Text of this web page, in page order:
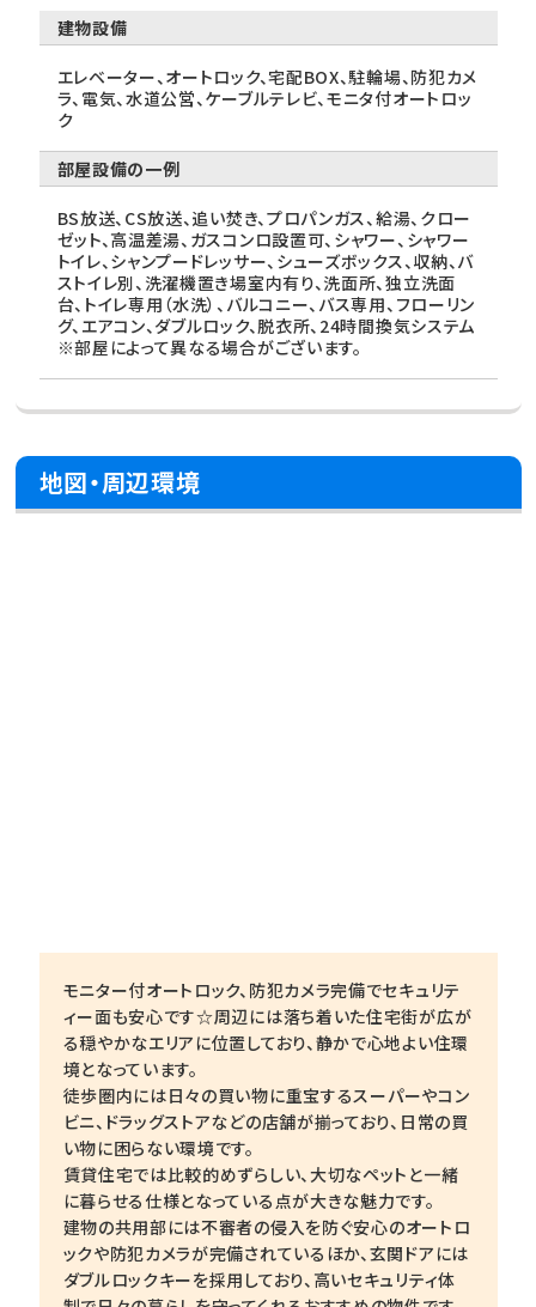
建物設備
エレベーター、オートロック、宅配BOX、駐輪場、防犯カメ
ラ、電気、水道公営、ケーブルテレビ、モニタ付オートロッ
ク
部屋設備の一例
BS放送、CS放送、追い焚き、プロパンガス、給湯、クロー
ゼット、高温差湯、ガスコンロ設置可、シャワー、シャワー
トイレ、シャンプードレッサー、シューズボックス、収納、バ
ストイレ別、洗濯機置き場室内有り、洗面所、独立洗面
台、トイレ専用（水洗）、バルコニー、バス専用、フローリン
グ、エアコン、ダブルロック、脱衣所、24時間換気システム
※部屋によって異なる場合がございます。
地図・周辺環境
モニター付オートロック、防犯カメラ完備でセキュリテ
ィー面も安心です☆周辺には落ち着いた住宅街が広が
る穏やかなエリアに位置しており、静かで心地よい住環
境となっています。
徒歩圏内には日々の買い物に重宝するスーパーやコン
ビニ、ドラッグストアなどの店舗が揃っており、日常の買
い物に困らない環境です。
賃貸住宅では比較的めずらしい、大切なペットと一緒
に暮らせる仕様となっている点が大きな魅力です。
建物の共用部には不審者の侵入を防ぐ安心のオートロ
ックや防犯カメラが完備されているほか、玄関ドアには
ダブルロックキーを採用しており、高いセキュリティ体